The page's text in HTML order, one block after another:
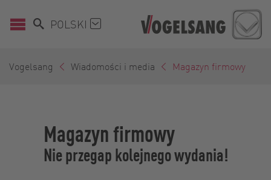
POLSKI
Vogelsang Wiadomości i media Magazyn firmowy
Magazyn firmowy
Nie przegap kolejnego wydania!